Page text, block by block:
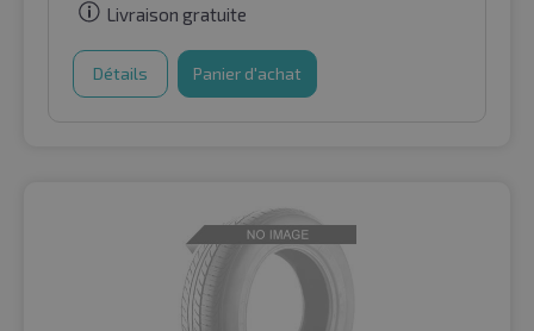
Livraison gratuite
Détails Panier d'achat